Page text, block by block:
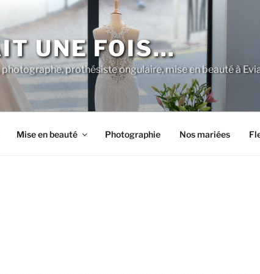
UNE FOIS…
photographe, prothésiste ongulaire, mise en beauté à
Mise en beauté Photographie Nos mariées